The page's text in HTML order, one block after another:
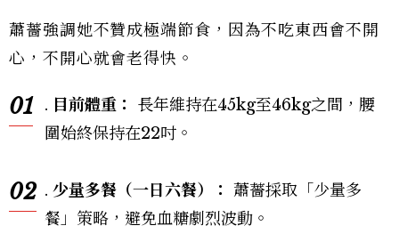
蕭薔強調她不贊成極端節食，因為不吃東西會不開
心，不開心就會老得快。
01 . 目前體重： 長年維持在45kg至46kg之間，腰
圍始終保持在22吋。
02 . 少量多餐（一日六餐）： 蕭薔採取「少量多
餐」策略，避免血糖劇烈波動。